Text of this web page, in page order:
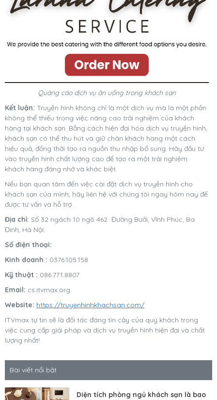
Quảng cáo dịch vụ ăn uống trong khách sạn
Kết luận: Truyền hình không chỉ là một dịch vụ mà là một phần
không thể thiếu trong việc nâng cao trải nghiệm của khách
hàng tại khách sạn. Bằng cách hiện đại hóa dịch vụ truyền hình,
khách sạn có thể thu hút và giữ chân khách hàng một cách
hiệu quả, đồng thời tạo ra nguồn thu nhập bổ sung. Hãy đầu tư
vào truyền hình chất lượng cao để tạo ra một trải nghiệm
khách hàng đáng nhớ và khác biệt.
Nếu bạn quan tâm đến việc cài đặt dịch vụ truyền hình cho
khách sạn của mình, hãy liên hệ với chúng tôi ngay hôm nay để
được tư vấn và hỗ trợ .
Địa chỉ: Số 32 ngách 10 ngõ 462 Đường Bưởi, Vĩnh Phúc, Ba
Đình, Hà Nội.
Số điện thoại:
Kinh doanh : 0376.105.158
Kỹ thuật : 086.771.8807
Email: cs.itvmax.org
Website: https://truyenhinhkhachsan.com/
ITVmax tự tin sẽ là đối tác đáng tin cậy của quý khách trong
việc cung cấp giải pháp và dịch vụ truyền hình hiện đại và chất
lượng nhất!
Bài viết nổi bật
Diện tích phòng ngủ khách sạn là bao